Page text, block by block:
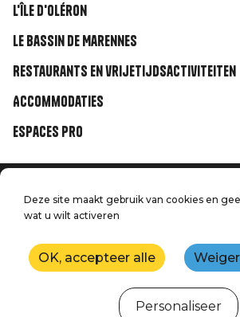
Liens
rubriques
L'île d'Oléron
Le Bassin de Marennes
Restaurants en vrijetijdsactiviteiten
Accommodaties
Espaces Pro
Menu
de
Juridische informatie
Druk op
Neem contact met ons op
Kaart
Productie: StudioJuillet
Deze site maakt gebruik van cookies en
wat u wilt activeren
OK, accepteer alle
Personaliseer